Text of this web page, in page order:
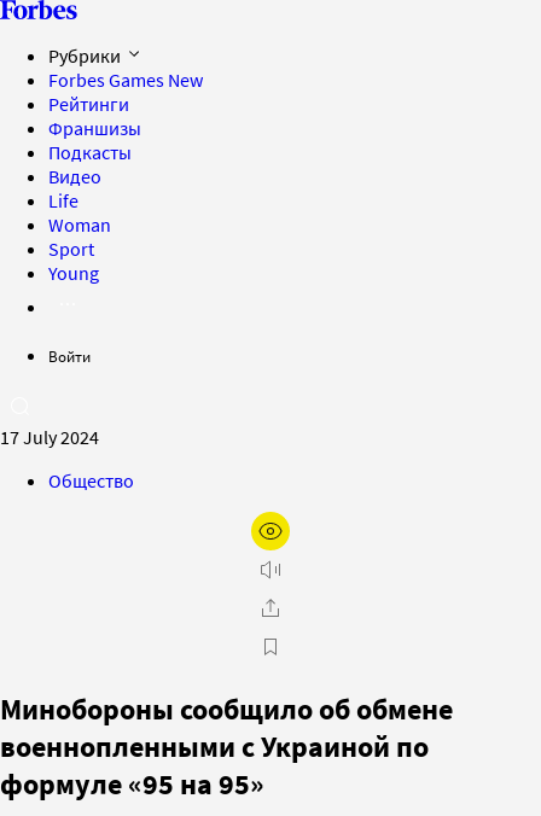
Рубрики
Forbes Games New
Рейтинги
Франшизы
Подкасты
Видео
Life
Woman
Sport
Young
Войти
17 July 2024
Общество
Минобороны сообщило об обмене
военнопленными с Украиной по
формуле «95 на 95»